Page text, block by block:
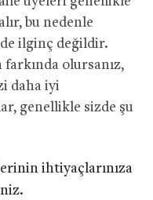
bu nedenle
ilginç değildir.
olursanız,
daha iyi
genellikle sizde şu
ihtiyaçlarınıza